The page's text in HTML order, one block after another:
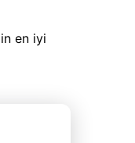
en iyi